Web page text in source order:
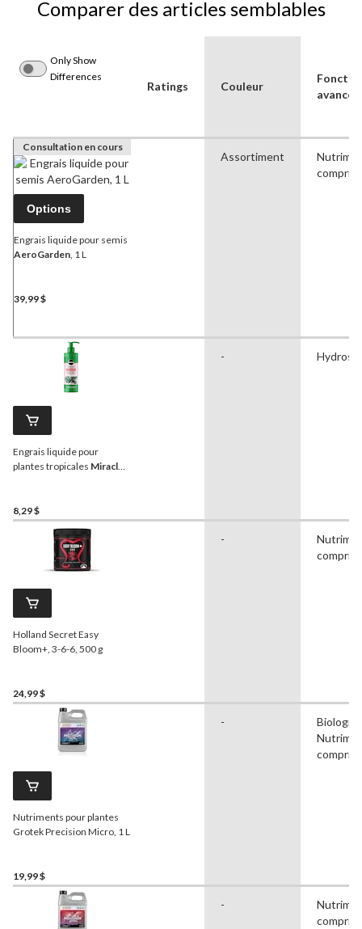
Comparer des articles semblables
Only Show
Differences
Ratings Couleur
Consultation en cours
Options
Engrais liquide pour semis
AeroGarden, 1 L
39,99 $
Assortiment
compris
Engrais liquide pour
plantes tropicales Miracle-
8,29 $
-
Holland Secret Easy
Bloom+, 3-6-6, 500 g
24,99 $
-
compris
Nutriments pour plantes
Grotek Precision Micro, 1 L
19,99 $
-
compris
-
compris,